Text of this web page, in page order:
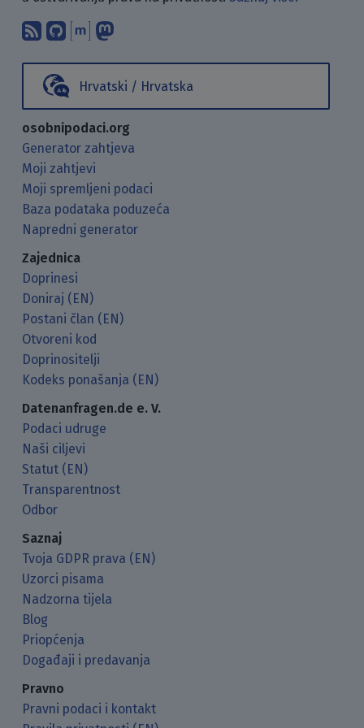
Pretplati se na naš blog koristeći
Pronađi nas na GitHubu.
Raspravljaj s nama putem
Hrvatski / Hrvatska
osobnipodaci.org
Generator zahtjeva
Moji zahtjevi
Moji spremljeni podaci
Baza podataka poduzeća
Napredni generator
Zajednica
Doprinesi
Doniraj (EN)
Postani član (EN)
Otvoreni kod
Doprinositelji
Kodeks ponašanja (EN)
Datenanfragen.de e. V.
Podaci udruge
Naši ciljevi
Statut (EN)
Transparentnost
Odbor
Saznaj
Tvoja GDPR prava (EN)
Uzorci pisama
Nadzorna tijela
Blog
Priopćenja
Događaji i predavanja
Pravno
Pravni podaci i kontakt